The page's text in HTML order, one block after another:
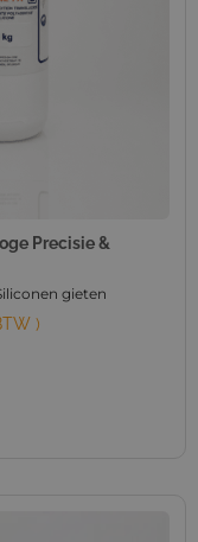
Precisie &
gieten
)